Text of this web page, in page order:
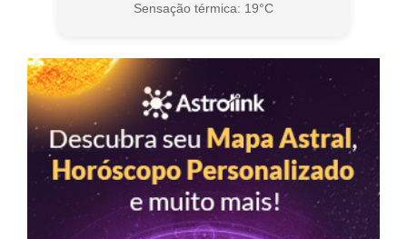
Sensação térmica: 19°C